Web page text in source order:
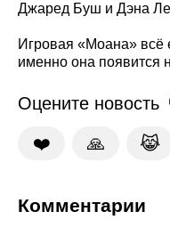
Джаред Буш и Дэна
Игровая «Моана» всё
именно она появится
Оцените новость
❤️ 🙏 😹
Комментарии